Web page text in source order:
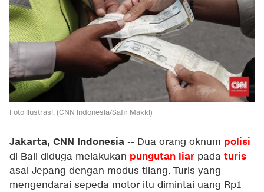
Foto ilustrasi. (CNN Indonesia/Safir Makki)
Jakarta, CNN Indonesia -- Dua orang oknum polisi
di Bali diduga melakukan pungutan liar pada turis
asal Jepang dengan modus tilang. Turis yang
mengendarai sepeda motor itu dimintai uang Rp1